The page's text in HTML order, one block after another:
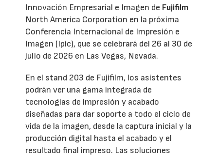
Innovación Empresarial e Imagen de Fujifilm
North America Corporation en la próxima
Conferencia Internacional de Impresión e
Imagen (Ipic), que se celebrará del 26 al 30 de
julio de 2026 en Las Vegas, Nevada.
En el stand 203 de Fujifilm, los asistentes
podrán ver una gama integrada de
tecnologías de impresión y acabado
diseñadas para dar soporte a todo el ciclo de
vida de la imagen, desde la captura inicial y la
producción digital hasta el acabado y el
resultado final impreso. Las soluciones